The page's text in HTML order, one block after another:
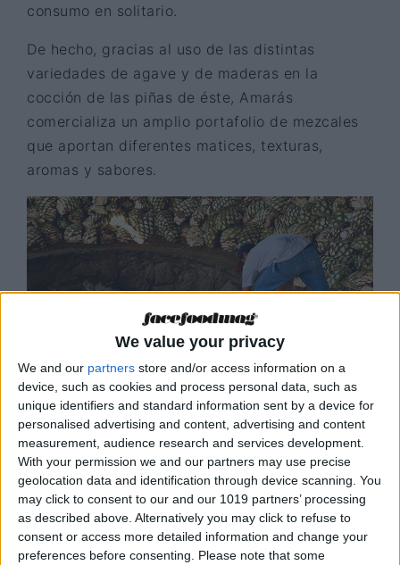
We value your privacy
We and our partners store and/or access information on a
device, such as cookies and process personal data, such as
unique identifiers and standard information sent by a device for
personalised advertising and content, advertising and content
measurement, audience research and services development.
With your permission we and our partners may use precise
geolocation data and identification through device scanning. You
may click to consent to our and our 1019 partners’ processing
as described above. Alternatively you may click to refuse to
consent or access more detailed information and change your
preferences before consenting.
Please note that some
consumo en solitario.
De hecho, gracias al uso de las distintas
variedades de agave y de maderas en la
cocción de las piñas de éste, Amarás
comercializa un amplio portafolio de mezcales
que aportan diferentes matices, texturas,
aromas y sabores.
© Mezcal Amarás
De la semilla a la copa
En Casa Amarás se entiende que cada uno de